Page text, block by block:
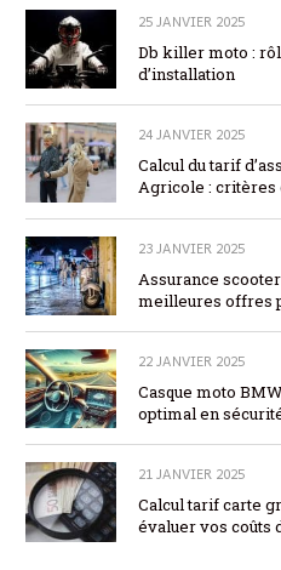
25 JANVIER 2025
Db killer moto :
d’installation
24 JANVIER 2025
Calcul du tarif
Agricole : critères
23 JANVIER 2025
Assurance
meilleures offres
22 JANVIER 2025
Casque moto
optimal en
21 JANVIER 2025
Calcul tarif carte
évaluer vos coûts